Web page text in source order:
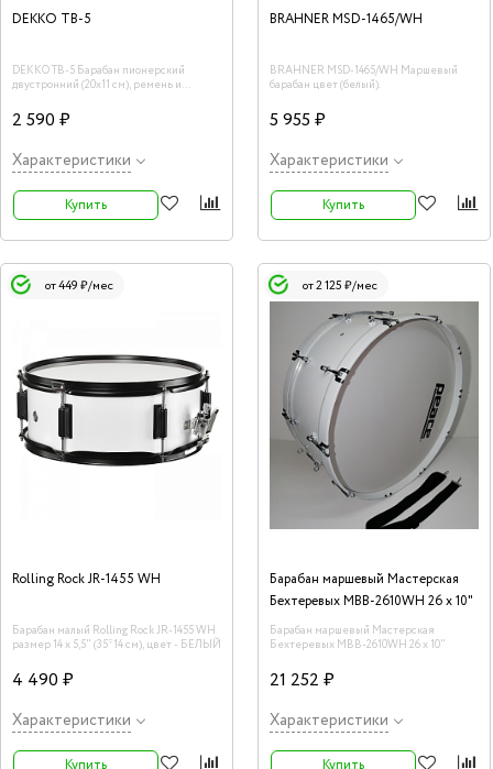
DEKKO TB-5
DEKKO TB-5 Барабан пионерский
двустронний (20х11 см), ремень и
2 590 ₽
Характеристики
Купить
BRAHNER MSD-1465/WH
BRAHNER MSD-1465/WH Маршевый
барабан цвет (белый).
5 955 ₽
Характеристики
Купить
от 449 ₽/мес
Rolling Rock JR-1455 WH
Барабан малый Rolling Rock JR-1455 WH
размер 14 х 5,5" (35*14 см), цвет - БЕЛЫЙ
4 490 ₽
Характеристики
Купить
от 2 125 ₽/мес
Барабан маршевый Мастерская
Бехтеревых MBB-2610WH 26 х 10"
Барабан маршевый Мастерская
Бехтеревых MBB-2610WH 26 х 10"
21 252 ₽
Характеристики
Купить